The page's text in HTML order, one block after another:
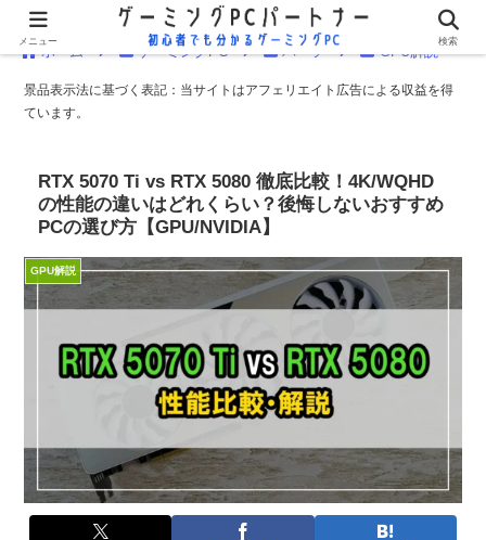
ホーム ゲーミングPC パーツ GPU解説
景品表示法に基づく表記：当サイトはアフェリエイト広告による収益を得
ています。
RTX 5070 Ti vs RTX 5080 徹底比較！4K/WQHD
の性能の違いはどれくらい？後悔しないおすすめ
PCの選び方【GPU/NVIDIA】
GPU解説
メニュー 検索